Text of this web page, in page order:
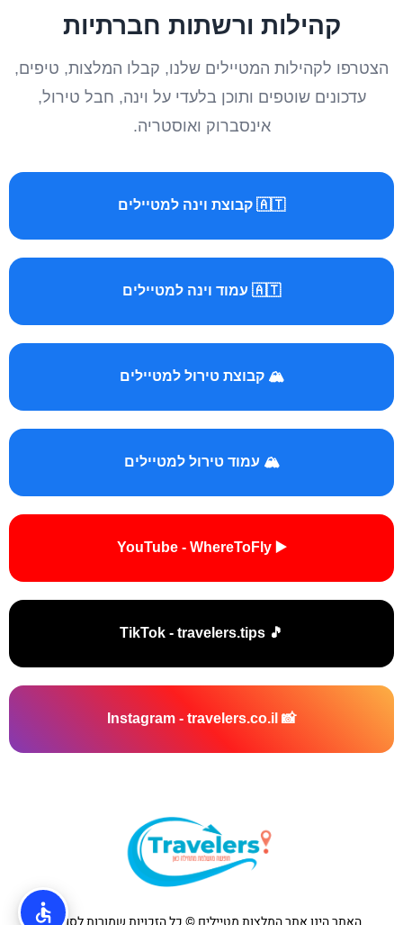
קהילות ורשתות חברתיות
הצטרפו לקהילות המטיילים שלנו, קבלו המלצות, טיפים,
עדכונים שוטפים ותוכן בלעדי על וינה, חבל טירול,
אינסברוק ואוסטריה.
🇦🇹 קבוצת וינה למטיילים
🇦🇹 עמוד וינה למטיילים
🏔️ קבוצת טירול למטיילים
🏔️ עמוד טירול למטיילים
▶️ YouTube - WhereToFly
🎵 TikTok - travelers.tips
📸 Instagram - travelers.co.il